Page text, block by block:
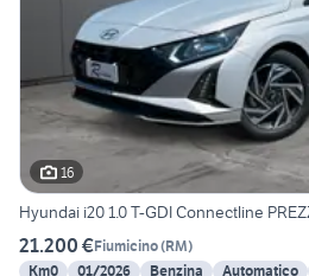
16
Hyundai i20 1.0 T-GDI Connectline
21.200 €Fiumicino(RM)
Km0
01/2026 Benzina Automatico